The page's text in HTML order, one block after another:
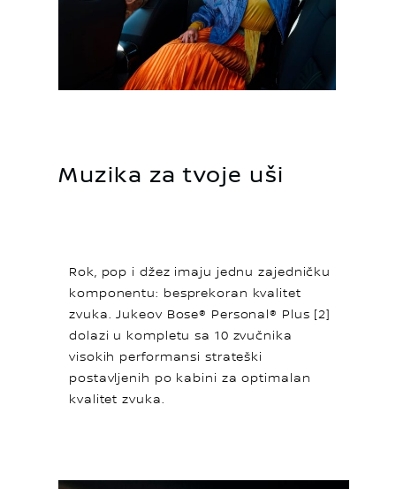
Muzika za tvoje uši
Rok, pop i džez imaju jednu zajedničku
komponentu: besprekoran kvalitet
zvuka. Jukeov Bose® Personal® Plus [2]
dolazi u kompletu sa 10 zvučnika
visokih performansi strateški
postavljenih po kabini za optimalan
kvalitet zvuka.